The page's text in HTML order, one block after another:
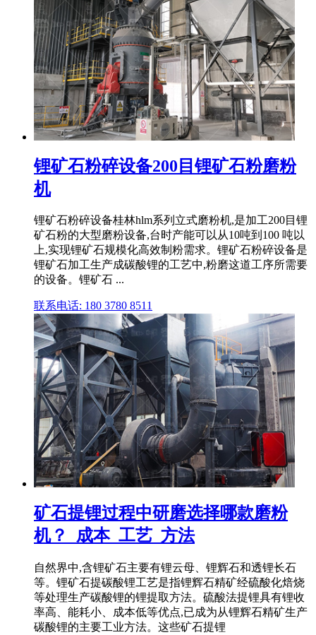
锂矿石粉碎设备200目锂矿石粉磨粉
机
锂矿石粉碎设备桂林hlm系列立式磨粉机,是加工200目锂
矿石粉的大型磨粉设备,台时产能可以从10吨到100 吨以
上,实现锂矿石规模化高效制粉需求。锂矿石粉碎设备是
锂矿石加工生产成碳酸锂的工艺中,粉磨这道工序所需要
的设备。锂矿石 ...
联系电话: 180 3780 8511
矿石提锂过程中研磨选择哪款磨粉
机？_成本_工艺_方法
自然界中,含锂矿石主要有锂云母、锂辉石和透锂长石
等。锂矿石提碳酸锂工艺是指锂辉石精矿经硫酸化焙烧
等处理生产碳酸锂的锂提取方法。硫酸法提锂具有锂收
率高、能耗小、成本低等优点,已成为从锂辉石精矿生产
碳酸锂的主要工业方法。这些矿石提锂